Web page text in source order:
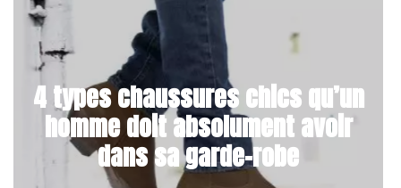
4 types chaussures chics qu’un
homme doit absolument avoir
dans sa garde-robe